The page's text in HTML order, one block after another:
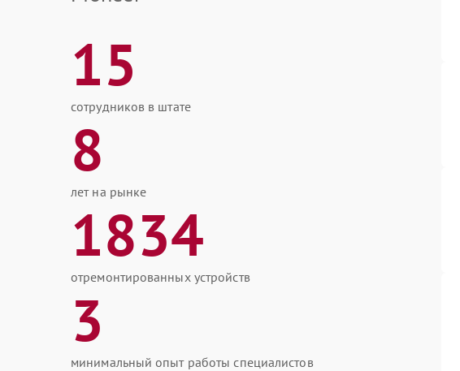
15
сотрудников в штате
8
лет на рынке
1834
отремонтированных устройств
3
минимальный опыт работы специалистов